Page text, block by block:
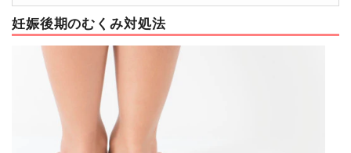
妊娠後期のむくみ対処法